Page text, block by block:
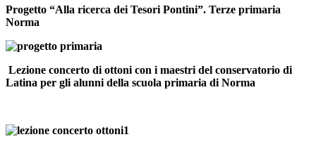
Progetto “Alla ricerca dei Tesori Pontini”. Terze primaria
Norma
Lezione concerto di ottoni con i maestri del conservatorio di
Latina per gli alunni della scuola primaria di Norma